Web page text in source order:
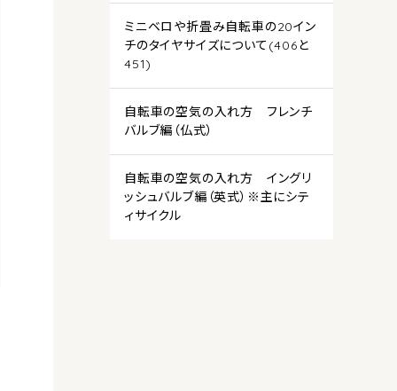
ミニベロや折畳み自転車の20イン
チのタイヤサイズについて(406と
451)
自転車の空気の入れ方 フレンチ
バルブ編（仏式）
自転車の空気の入れ方 イングリ
ッシュバルブ編（英式）※主にシテ
ィサイクル